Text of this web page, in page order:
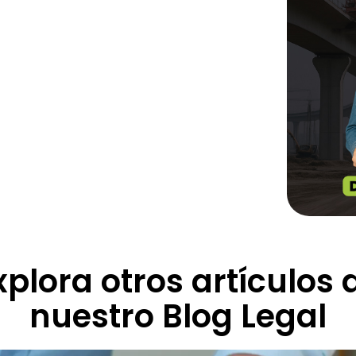
otros artículos
nuestro Blog Legal